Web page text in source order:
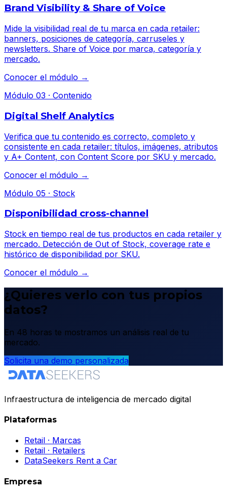
Brand Visibility & Share of Voice
Mide la visibilidad real de tu marca en cada retailer:
banners, posiciones de categoría, carruseles y
newsletters. Share of Voice por marca, categoría y
mercado.
Conocer el módulo →
Módulo 03 · Contenido
Digital Shelf Analytics
Verifica que tu contenido es correcto, completo y
consistente en cada retailer: títulos, imágenes, atributos
y A+ Content, con Content Score por SKU y mercado.
Conocer el módulo →
Módulo 05 · Stock
Disponibilidad cross-channel
Stock en tiempo real de tus productos en cada retailer y
mercado. Detección de Out of Stock, coverage rate e
histórico de disponibilidad por SKU.
Conocer el módulo →
¿Quieres verlo con tus propios
datos?
En 48 horas te mostramos un análisis real de tu
mercado.
Solicita una demo personalizada
Infraestructura de inteligencia de mercado digital
Plataformas
Retail · Marcas
Retail · Retailers
DataSeekers Rent a Car
Empresa